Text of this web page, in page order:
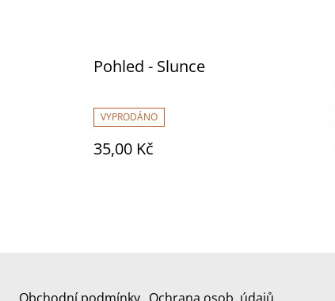
Pohled - Slunce
VYPRODÁNO
35,00 Kč